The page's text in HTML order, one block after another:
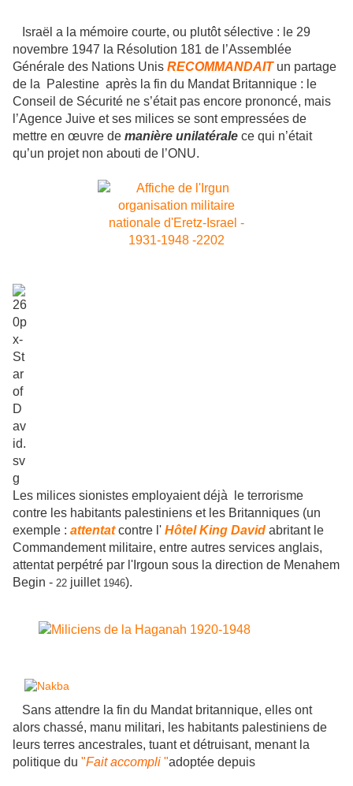
Israël a la mémoire courte, ou plutôt sélective : le 29
novembre 1947 la Résolution 181 de l’Assemblée
Générale des Nations Unis RECOMMANDAITun partage
de la Palestine après la fin du Mandat Britannique : le
Conseil de Sécurité ne s’était pas encore prononcé, mais
l’Agence Juive et ses milices se sont empressées de
mettre en œuvre de manière unilatérale ce qui n’était
qu’un projet non abouti de l’ONU.
Les milices sionistes employaient déjà
le terrorisme
contre les habitants palestiniens et les Britanniques (un
exemple : attentatcontre l' Hôtel King David abritant le
Commandement militaire, entre autres services anglais,
attentat perpétré par l'Irgoun sous la direction de Menahem
Begin - 22 juillet 1946).
Sans attendre la fin du Mandat britannique, elles ont
alors chassé, manu militari, les habitants palestiniens de
leurs terres ancestrales, tuant et détruisant, menant la
politique du "Fait accompli "adoptée depuis